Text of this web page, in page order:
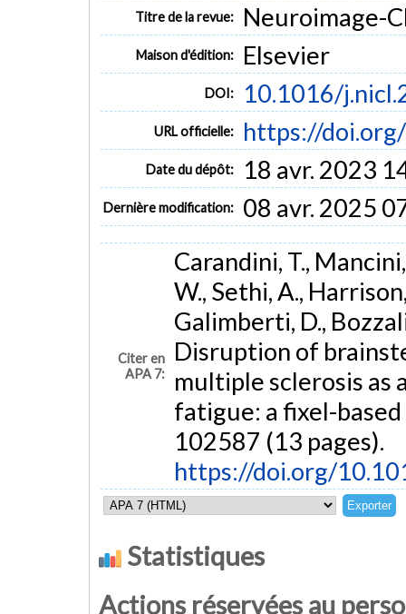
Titre de la revue: Neuroimage-
Maison d'édition: Elsevier
DOI: 10.1016/
URL officielle: https://
Date du dépôt: 18 avr. 2023
Dernière modification: 08 avr. 2025
Citer en
APA 7:
Carandini, T.,
W., Sethi, A.,
Galimberti, D.,
Disruption of
multiple sclerosis as
fatigue: a fixel-
102587 (13 pages).
https://doi.org/
Statistiques
Actions réservées au